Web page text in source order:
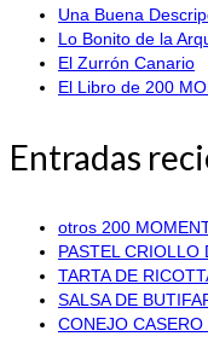
Una Buena
Lo Bonito de la
El Zurrón Canario
El Libro de 200
Entradas
otros 200
PASTEL CRIOLLO
TARTA DE
SALSA DE
CONEJO